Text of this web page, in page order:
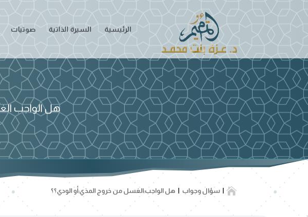
الرئيسية السيرة الذاتية صوتيات
هل الواجب
 سؤال وجواب هل الواجب الغسل من خروج المذي أو الودي؟؟